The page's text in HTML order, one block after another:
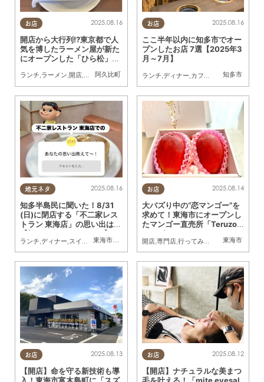
お店
阿久比町
2025.08.16
開店から大行列!?東京都で人
気を博したラーメン屋が新た
にオープンした「ひら松」で
ランチ,ラーメン,開店,行ってみたレポ おひとりさま
お店
知多市
2025.08.16
ここ半年以内に知多市でオー
プンしたお店 7選【2025年3
月～7月】
ランチ,ディナー,カフェ 開店,専門店
地元ネタ
東海市
,大府市 知多市, 東浦町, 阿久比町 半田市,常滑市
2025.08.16
知多半島民に聞いた！8/31
(日)に閉店する「不二家レス
トラン 東海店」の思い出は？
【気になるリサーチ#28】
ランチ ディナー スイーツ ,まちネタ 気になるリサーチ 家族
お店
東海市
2025.08.14
大バズり中の“恋マンゴー”を
求めて！東海市にオープンし
たマンゴー直売所「Teruzo
u」へ行ってみた／ちたまる
広告
開店, 専門店, 行ってみたレポ ,ちたまる広告
お店 2025.08.13
【開店】命を守る新技術も導
お店 2025.08.12
【開店】ナチュラルな美まつ
毛を叶える！「mite eyesal